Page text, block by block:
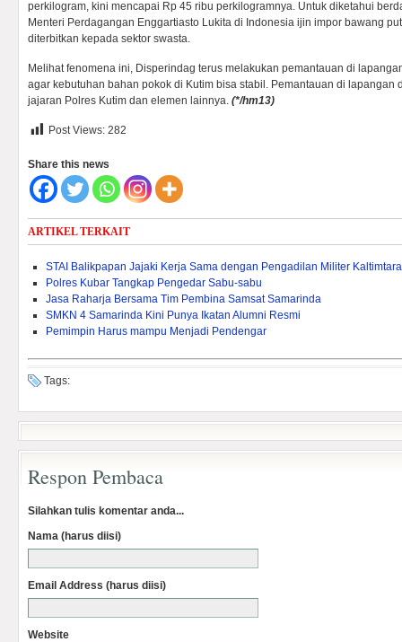
perkilogram, kini mencapai Rp 45 ribu perkilogramnya. Untuk diketahui
Menteri Perdagangan Enggartiasto Lukita di Indonesia ijin impor bawang
diterbitkan kepada sektor swasta.
Melihat fenomena ini, Disperindag terus melakukan pemantauan di
agar kebutuhan bahan pokok di Kutim bisa stabil. Pemantauan di lapangan
jajaran Polres Kutim dan elemen lainnya. (*/hm13)
Post Views: 282
Share this news
ARTIKEL TERKAIT
STAI Balikpapan Jajaki Kerja Sama dengan Pengadilan Militer Kaltimtara
Polres Kubar Tangkap Pengedar Sabu-sabu
Jasa Raharja Bersama Tim Pembina Samsat Samarinda
SMKN 4 Samarinda Kini Punya Ikatan Alumni Resmi
Pemimpin Harus mampu Menjadi Pendengar
Tags:
Respon Pembaca
Silahkan tulis komentar anda...
Nama (harus diisi)
Email Address (harus diisi)
Website